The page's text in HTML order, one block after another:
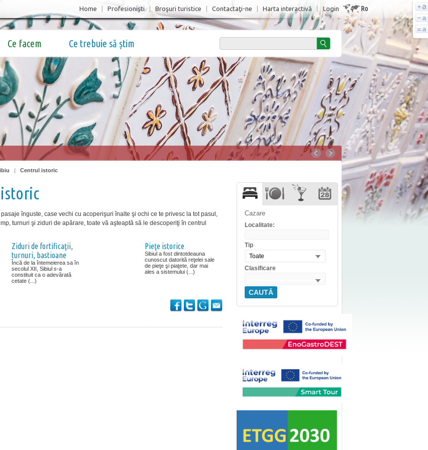
Login Ro
Home Profesionişti Broşuri turistice Contactaţi-ne Harta interactivă
Ce facem Ce trebuie să știm
| Centrul istoric
înguste, case vechi cu acoperişuri înalte şi ochi ce te privesc la tot pasul,
turnuri şi ziduri de apărare, toate vă aşteaptă să le descoperiţi în centrul
Ziduri de fortificaţii,
turnuri, bastioane
Încă de la întemeierea sa în
secolul XII, Sibiul s-a
constituit ca o adevărată
cetate (...)
Pieţe istorice
Sibiul a fost dintotdeauna
cunoscut datorită reţelei sale
de pieţe şi piaţete, dar mai
ales a sistemului (...)
Cazare
Localitate:
Tip
Toate
Clasificare
CAUTĂ